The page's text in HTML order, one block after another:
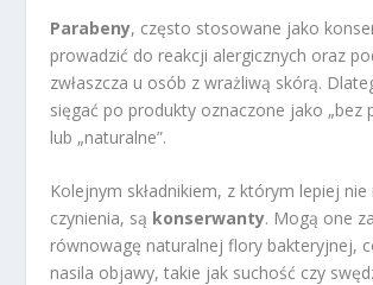
Parabeny, często stosowane jako
prowadzić do reakcji alergicznych oraz
zwłaszcza u osób z wrażliwą skórą.
sięgać po produkty oznaczone jako „bez
lub „naturalne”.
Kolejnym składnikiem, z którym lepiej nie
czynienia, są konserwanty. Mogą one
równowagę naturalnej flory bakteryjnej,
nasila objawy, takie jak suchość czy